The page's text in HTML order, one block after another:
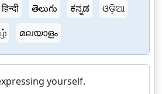
हिन्दी తెలుగు ಕನ್ನಡ
ଓଡ଼ିଆ
മലയാളം
yourself.